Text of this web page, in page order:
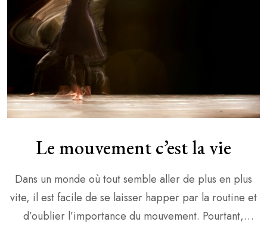
Le mouvement c’est la vie
Dans un monde où tout semble aller de plus en plus
vite, il est facile de se laisser happer par la routine et
d’oublier l’importance du mouvement. Pourtant,